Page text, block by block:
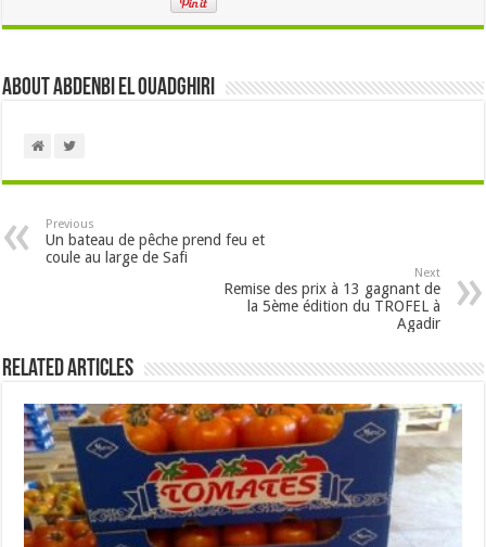
About Abdenbi EL OUADGHIRI
Previous
Un bateau de pêche prend feu et
coule au large de Safi
Next
Remise des prix à 13 gagnant de
la 5ème édition du TROFEL à
Agadir
Related Articles